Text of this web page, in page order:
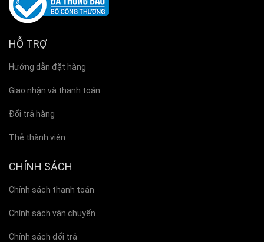
HỖ TRỢ
Hướng dẫn đặt hàng
Giao nhận và thanh toán
Đổi trả hàng
Thẻ thành viên
CHÍNH SÁCH
Chính sách thanh toán
Chính sách vận chuyển
Chính sách đổi trả